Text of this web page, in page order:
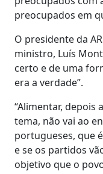
preocupados em
O presidente da
ministro, Luís
certo e de uma
era a verdade”.
“Alimentar, depois
tema, não vai ao
portugueses, que
e se os partidos
objetivo que o